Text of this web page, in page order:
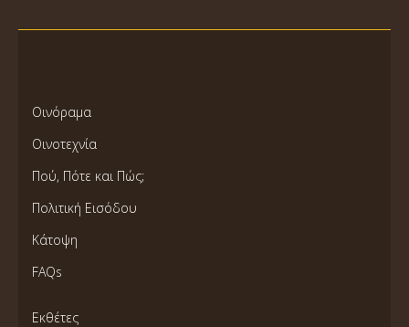
Οινόραμα
Οινοτεχνία
Πού, Πότε και Πώς;
Πολιτική Εισόδου
Κάτοψη
FAQs
Εκθέτες